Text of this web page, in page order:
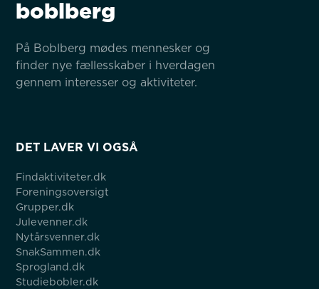
boblberg
På Boblberg mødes mennesker og
finder nye fællesskaber i hverdagen
gennem interesser og aktiviteter.
DET LAVER VI OGSÅ
Findaktiviteter.dk
Foreningsoversigt
Grupper.dk
Julevenner.dk
Nytårsvenner.dk
SnakSammen.dk
Sprogland.dk
Studiebobler.dk